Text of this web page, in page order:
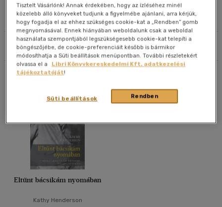
Művei
Szűrés Rendezés
Cím szerint A-Z
Szerző szerint A-Z
Megjelenítés
20 db / oldal
Alkalmaz
Eltűnt bácsikám nyomában
Kathy Henderson
Tisztelt Vásárlónk! Annak érdekében, hogy az ízléséhez minél
közelebb álló könyveket tudjunk a figyelmébe ajánlani, arra kérjük,
hogy fogadja el az ehhez szükséges cookie-kat a „Rendben” gomb
megnyomásával. Ennek hiányában weboldalunk csak a weboldal
használata szempontjából legszükségesebb cookie-kat telepíti a
böngészőjébe, de cookie-preferenciáit később is bármikor
módosíthatja a Süti beállítások menüpontban. További részletekért
olvassa el a
Libri Könyvkereskedelmi Kft. adatkezelési
tájékoztatóját!
Rendben
Süti beállítások